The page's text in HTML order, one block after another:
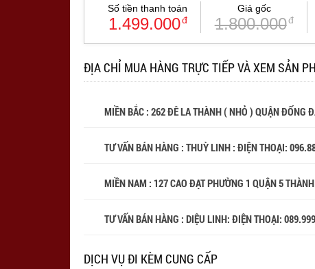
Số tiền thanh toán
1.499.000đ
Giá gốc
1.800.000đ
ĐỊA CHỈ MUA HÀNG TRỰC TIẾP VÀ XEM SẢN
MIỀN BẮC : 262 ĐÊ LA THÀNH ( NHỎ ) QUẬN ĐỐNG
TƯ VẤN BÁN HÀNG : THUỲ LINH : ĐIỆN THOẠI:
MIỀN NAM : 127 CAO ĐẠT PHƯỜNG 1 QUẬN 5
TƯ VẤN BÁN HÀNG : DIỆU LINH: ĐIỆN THOẠI:
DỊCH VỤ ĐI KÈM CUNG CẤP